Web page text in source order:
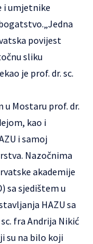
i umjetnike
povijest
sliku
je prof. dr. sc.
u Mostaru prof. dr.
kao i
i samoj
Nazočnima
akademije
) sa sjedištem u
HAZU sa
fra Andrija Nikić
su na bilo koji